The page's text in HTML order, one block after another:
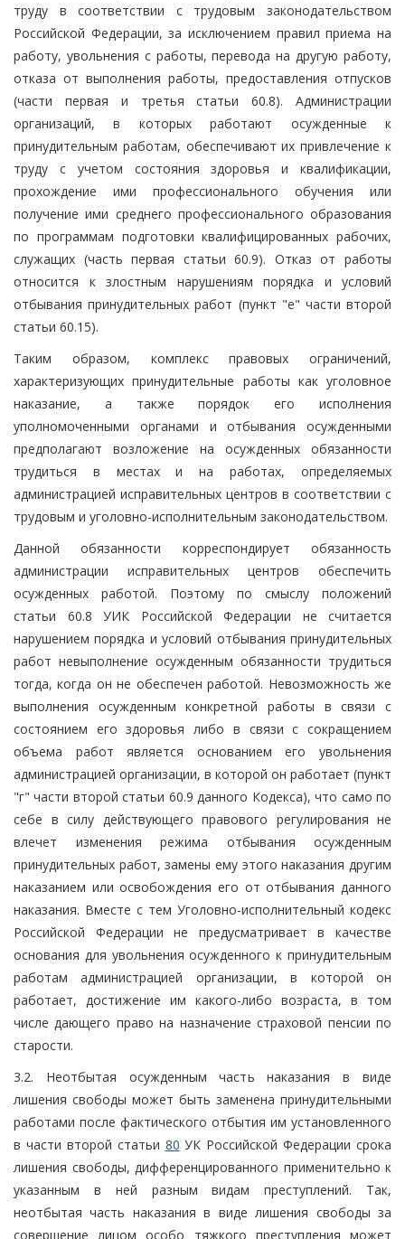
труду в соответствии с трудовым законодательством
Российской Федерации, за исключением правил приема на
работу, увольнения с работы, перевода на другую работу,
отказа от выполнения работы, предоставления отпусков
(части первая и третья статьи 60.8). Администрации
организаций, в которых работают осужденные к
принудительным работам, обеспечивают их привлечение к
труду с учетом состояния здоровья и квалификации,
прохождение ими профессионального обучения или
получение ими среднего профессионального образования
по программам подготовки квалифицированных рабочих,
служащих (часть первая статьи 60.9). Отказ от работы
относится к злостным нарушениям порядка и условий
отбывания принудительных работ (пункт "е" части второй
статьи 60.15).
Таким образом, комплекс правовых ограничений,
характеризующих принудительные работы как уголовное
наказание, а также порядок его исполнения
уполномоченными органами и отбывания осужденными
предполагают возложение на осужденных обязанности
трудиться в местах и на работах, определяемых
администрацией исправительных центров в соответствии с
трудовым и уголовно-исполнительным законодательством.
Данной обязанности корреспондирует обязанность
администрации исправительных центров обеспечить
осужденных работой. Поэтому по смыслу положений
статьи 60.8 УИК Российской Федерации не считается
нарушением порядка и условий отбывания принудительных
работ невыполнение осужденным обязанности трудиться
тогда, когда он не обеспечен работой. Невозможность же
выполнения осужденным конкретной работы в связи с
состоянием его здоровья либо в связи с сокращением
объема работ является основанием его увольнения
администрацией организации, в которой он работает (пункт
"г" части второй статьи 60.9 данного Кодекса), что само по
себе в силу действующего правового регулирования не
влечет изменения режима отбывания осужденным
принудительных работ, замены ему этого наказания другим
наказанием или освобождения его от отбывания данного
наказания. Вместе с тем Уголовно-исполнительный кодекс
Российской Федерации не предусматривает в качестве
основания для увольнения осужденного к принудительным
работам администрацией организации, в которой он
работает, достижение им какого-либо возраста, в том
числе дающего право на назначение страховой пенсии по
старости.
3.2. Неотбытая осужденным часть наказания в виде
лишения свободы может быть заменена принудительными
работами после фактического отбытия им установленного
в части второй статьи 80 УК Российской Федерации срока
лишения свободы, дифференцированного применительно к
указанным в ней разным видам преступлений. Так,
неотбытая часть наказания в виде лишения свободы за
совершение лицом особо тяжкого преступления может